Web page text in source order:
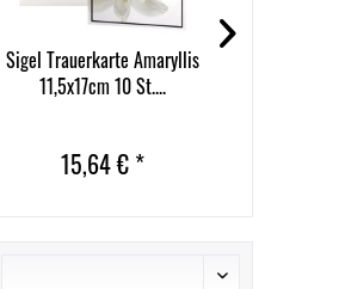
Sigel Trauerkarte Amaryllis
11,5x17cm 10 St....
15,64 € *